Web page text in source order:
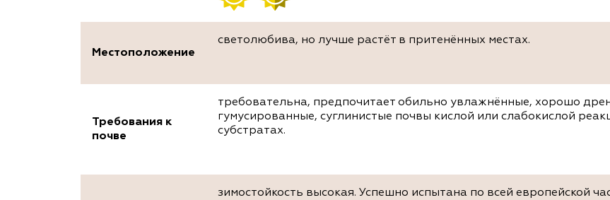
Местоположение
светолюбива, но лучше растёт в притенённых местах.
Требования к
почве
требовательна, предпочитает обильно увлажнённые, хорошо
гумусированные, суглинистые почвы кислой или слабокислой
субстратах.
зимостойкость высокая. Успешно испытана по всей европейской